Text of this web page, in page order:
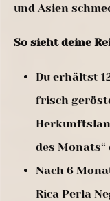
und Asien
So sieht deine
Du erhältst
frisch
des
Nach 6
Rica Perla